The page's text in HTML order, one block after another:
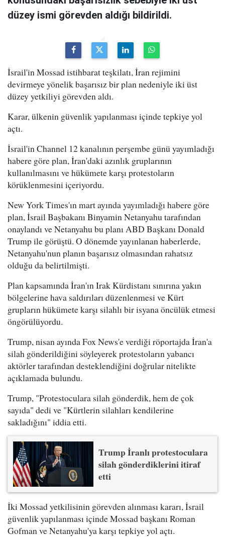
düzey ismi görevden aldığı bildirildi.
İsrail'in Mossad istihbarat teşkilatı, İran rejimini
devirmeye yönelik başarısız bir plan nedeniyle iki üst
düzey yetkiliyi görevden aldı.
Karar, ülkenin güvenlik yapılanması içinde tepkiye yol
açtı.
İsrail'in Channel 12 kanalının perşembe günü yayımladığı
habere göre plan, İran'daki azınlık gruplarının
kullanılmasını ve hükümete karşı protestoların
körüklenmesini içeriyordu.
New York Times'ın mart ayında yayımladığı habere göre
plan, İsrail Başbakanı Binyamin Netanyahu tarafından
onaylandı ve Netanyahu bu planı ABD Başkanı Donald
Trump ile görüştü. O dönemde yayınlanan haberlerde,
Netanyahu'nun planın başarısız olmasından rahatsız
olduğu da belirtilmişti.
Plan kapsamında İran'ın Irak Kürdistanı sınırına yakın
bölgelerine hava saldırıları düzenlenmesi ve Kürt
grupların hükümete karşı silahlı bir isyana öncülük etmesi
öngörülüyordu.
Trump, nisan ayında Fox News'e verdiği röportajda İran'a
silah gönderildiğini söyleyerek protestoların yabancı
aktörler tarafından desteklendiğini doğrular nitelikte
açıklamada bulundu.
Trump, "Protestoculara silah gönderdik, hem de çok
sayıda" dedi ve "Kürtlerin silahları kendilerine
sakladığını" iddia etti.
Trump İranlı protestoculara
silah gönderdiklerini itiraf
etti
İki Mossad yetkilisinin görevden alınması kararı, İsrail
güvenlik yapılanması içinde Mossad başkanı Roman
Gofman ve Netanyahu'ya karşı tepkiye yol açtı.